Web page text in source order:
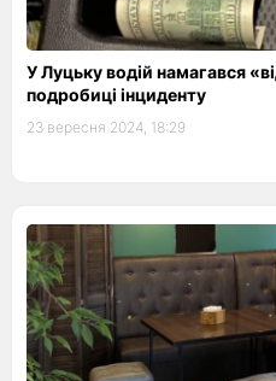
У Луцьку водій намагався
подробиці інциденту
23 вересня 2024, 18:29